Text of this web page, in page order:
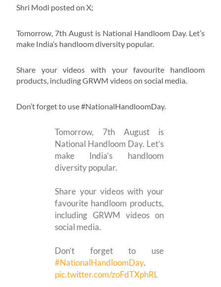
Shri Modi posted on X;
Tomorrow, 7th August is National Handloom Day. Let’s
make India’s handloom diversity popular.
Share your videos with your favourite handloom
products, including GRWM videos on social media.
Don’t forget to use #NationalHandloomDay.
Tomorrow, 7th August is
National Handloom Day. Let’s
make India’s handloom
diversity popular.
Share your videos with your
favourite handloom products,
including GRWM videos on
social media.
Don’t forget to use
#NationalHandloomDay.
pic.twitter.com/zoFdTXphRL